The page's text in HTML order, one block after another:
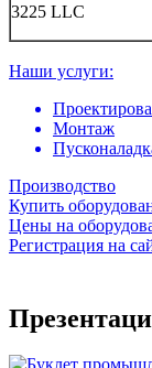
3225 LLC
Наши услуги:
Монтаж
Производство
Купить
Цены на
Регистрация на